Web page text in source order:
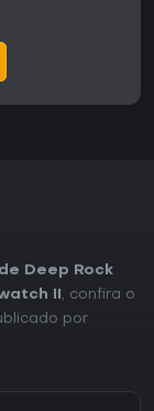
Deep Rock
II , confira o
por